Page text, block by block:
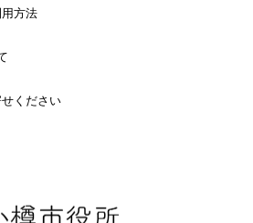
方法
ください